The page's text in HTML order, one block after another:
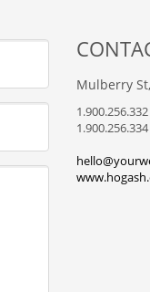
Mulberry
1.900.256.332
1.900.256.334